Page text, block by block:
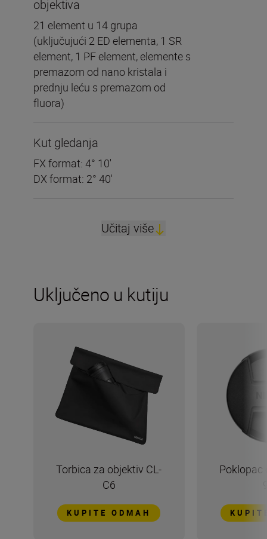
objektiva
21 element u 14 grupa
(uključujući 2 ED elementa, 1 SR
element, 1 PF element, elemente s
premazom od nano kristala i
prednju leću s premazom od
fluora)
Kut gledanja
FX format: 4° 10′
DX format: 2° 40′
Učitaj više
Uključeno u kutiju
Torbica za objektiv CL-
C6
KUPITE ODMAH
Poklopac